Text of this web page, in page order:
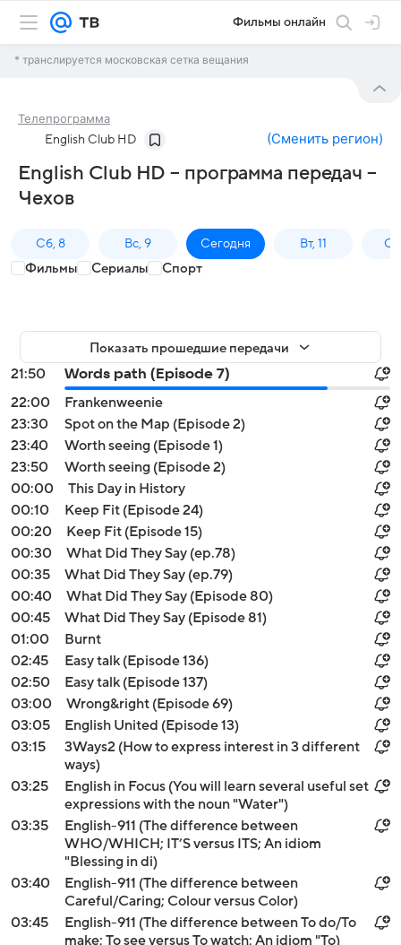
Фильмы онлайн
* транслируется московская сетка вещания
Телепрограмма
English Club HD (Сменить регион)
English Club HD – программа передач –
Чехов
Сб, 8 Вс, 9 Сегодня Вт, 11
Фильмы Сериалы Спорт
Показать прошедшие передачи
21:50
Words path (Episode 7)
22:00
Frankenweenie
23:30
Spot on the Map (Episode 2)
23:40
Worth seeing (Episode 1)
23:50
Worth seeing (Episode 2)
00:00
This Day in History
00:10
Keep Fit (Episode 24)
00:20
Keep Fit (Episode 15)
00:30
What Did They Say (ep.78)
00:35
What Did They Say (ep.79)
00:40
What Did They Say (Episode 80)
00:45
What Did They Say (Episode 81)
01:00
Burnt
02:45
Easy talk (Episode 136)
02:50
Easy talk (Episode 137)
03:00
Wrong&right (Episode 69)
03:05
English United (Episode 13)
03:15
3Ways2 (How to express interest in 3 different
ways)
03:25
English in Focus (You will learn several useful set
expressions with the noun "Water")
03:35
English-911 (The difference between
WHO/WHICH; IT’S versus ITS; An idiom
"Blessing in di)
03:40
English-911 (The difference between
Careful/Caring; Colour versus Color)
03:45
English-911 (The difference between To do/To
make; To see versus To watch; An idiom "To)